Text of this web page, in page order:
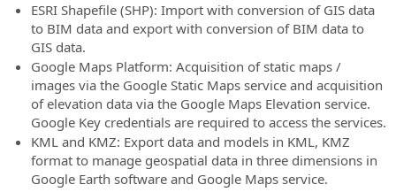
ESRI Shapefile (SHP): Import with conversion of GIS data
to BIM data and export with conversion of BIM data to
GIS data.
Google Maps Platform: Acquisition of static maps /
images via the Google Static Maps service and acquisition
of elevation data via the Google Maps Elevation service.
Google Key credentials are required to access the services.
KML and KMZ: Export data and models in KML, KMZ
format to manage geospatial data in three dimensions in
Google Earth software and Google Maps service.